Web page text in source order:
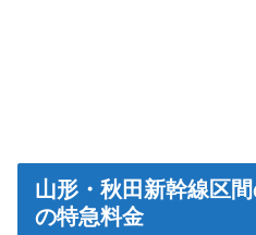
山形・秋田新幹線区
の特急料金